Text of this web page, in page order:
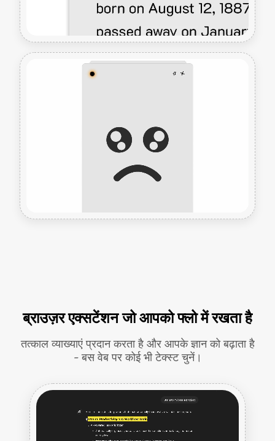
ब्राउज़र एक्सटेंशन जो आपको फ्लो में रखता है
तत्काल व्याख्याएं प्रदान करता है और आपके ज्ञान को बढ़ाता है
- बस वेब पर कोई भी टेक्स्ट चुनें।